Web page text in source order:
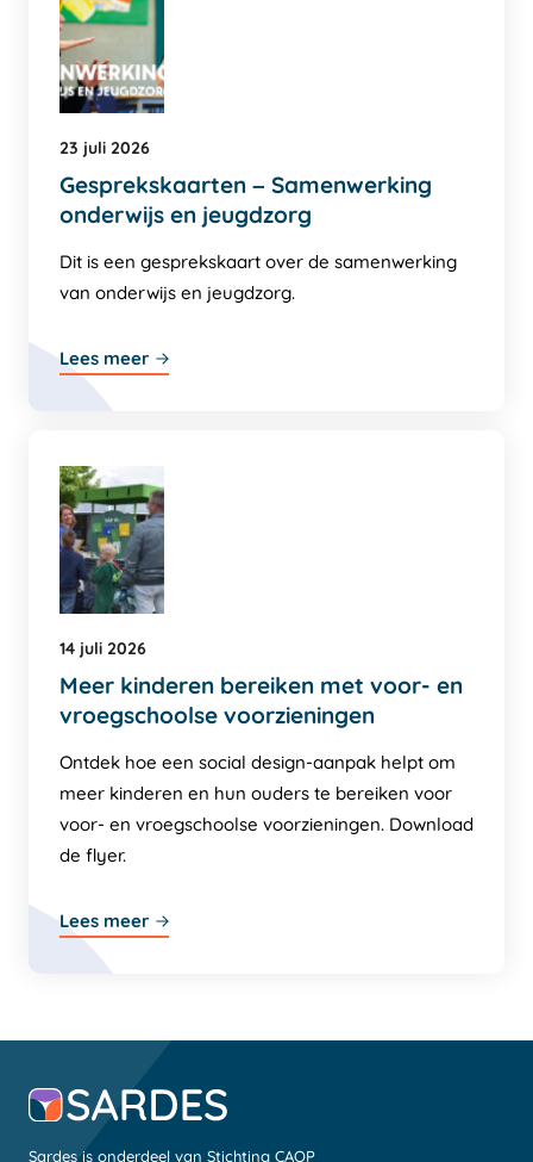
23 juli 2026
Gesprekskaarten – Samenwerking
onderwijs en jeugdzorg
Dit is een gesprekskaart over de samenwerking
van onderwijs en jeugdzorg.
Lees meer
14 juli 2026
Meer kinderen bereiken met voor- en
vroegschoolse voorzieningen
Ontdek hoe een social design-aanpak helpt om
meer kinderen en hun ouders te bereiken voor
voor- en vroegschoolse voorzieningen. Download
de flyer.
Lees meer
Sardes is onderdeel van Stichting CAOP